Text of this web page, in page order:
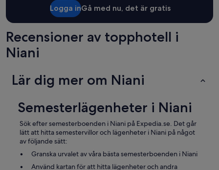
Logga inGå med nu, det är gratis
Recensioner av topphotell i
Niani
Lär dig mer om Niani
Semesterlägenheter i Niani
Sök efter semesterboenden i Niani på Expedia.se. Det går
lätt att hitta semestervillor och lägenheter i Niani på något
av följande sätt:
Granska urvalet av våra bästa semesterboenden i Niani
Använd kartan för att hitta lägenheter och andra